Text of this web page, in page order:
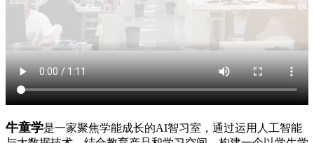
牛童学是一家聚焦学能成长的AI智习室，通过运用人工智能